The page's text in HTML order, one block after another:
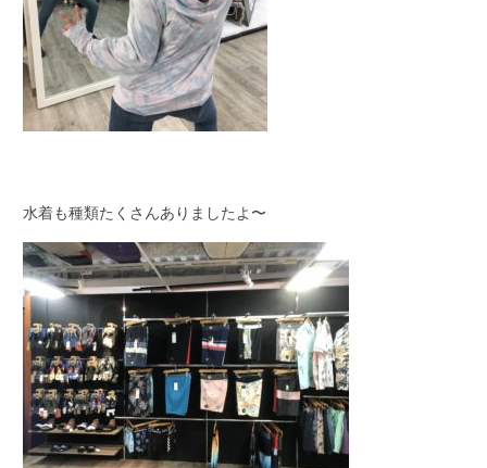
水着も種類たくさんありましたよ〜